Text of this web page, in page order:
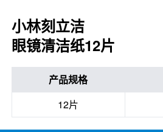
小林刻立洁
眼镜清洁纸12片
产品规格
12片